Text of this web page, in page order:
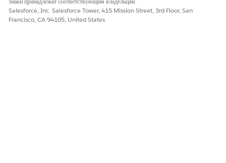
Salesforce, Inc. Salesforce Tower, 415 Mission Street, 3rd Floor, San
Francisco, CA 94105, United States